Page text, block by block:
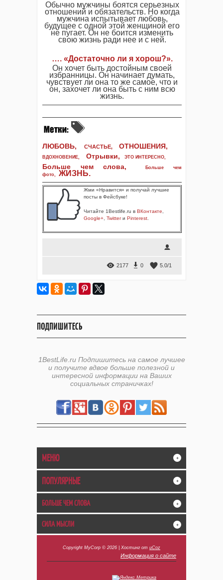
Обычно мужчины боятся серьезных
отношений и обязательств. Но когда
мужчина испытывает любовь,
будущее с одной этой женщиной его
не пугает. Он не боится изменить
свою жизнь ради нее и с ней.
…. «Достаточно ли я хорош?».
Он хочет быть достойным своей
избранницы. Он начинает думать,
чувствует ли она то же самое, что и
он, захочет ли она быть с ним всю
жизнь.
ЛЮБОВЬ, СЧАСТЬЕ, ОТНОШЕНИЯ,
ВДОХНОВЕНИЕ, Отрывки, ЭТО ИНТЕРЕСНО,
Больше чем слова,
Больше чем
фото, ЖИЗНЬ.
Жми «Нравится» и получай лучшие
посты в Фейсбуке!
Читайте 1Bestlife.ru в ВКонтакте
Google+ Twitterи Pinterest
2177 0 5.0/1
ПОДПИШИТЕСЬ
1BestLife.ru Подпишитесь на самое лучшее
и получите вдвое больше полезной и
интересной информации на Ваших
социальных страничках!
МЕНЮ +
ПОПУЛЯРНЫЕ +
БОЛЬШЕ ЧЕМ СЛОВА +
СИЛА МЫСЛИ +
Copyright MyCorp © 2026 Хостинг от uCoz
Информация о сайте